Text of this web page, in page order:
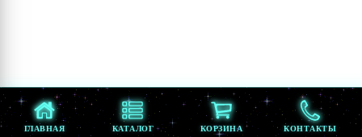
ГЛАВНАЯ КАТАЛОГ КОРЗИНА КОНТАКТЫ